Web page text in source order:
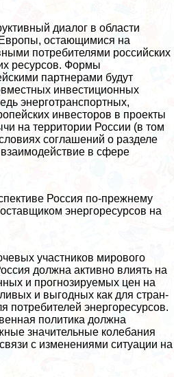
диалог в области
остающимися на
потребителями российских
ресурсов. Формы
партнерами будут
инвестиционных
энерготрaнcпортных,
инвесторов в проекты
на территории России (в том
соглашений о разделе
в сфере
Россия по-прежнему
энергоресурсов на
участников мирового
должна активно влиять на
и прогнозируемых цен на
и выгодных как для стран-
потребителей энергоресурсов.
политика должна
значительные колебания
с изменениями ситуации на